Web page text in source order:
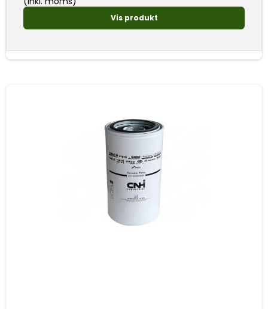
Vis produkt